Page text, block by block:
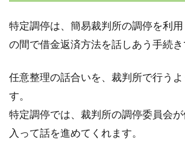
特定調停は、簡易裁判所の調停を利
の間で借金返済方法を話しあう手続き
任意整理の話合いを、裁判所で行う
す。
特定調停では、裁判所の調停委員会
入って話を進めてくれます。